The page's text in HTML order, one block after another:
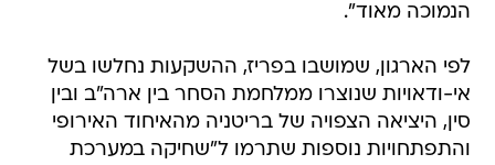
הנמוכה מאוד".
לפי הארגון, שמושבו בפריז, ההשקעות נחלשו בשל
אי-ודאויות שנוצרו ממלחמת הסחר בין ארה"ב ובין
סין, היציאה הצפויה של בריטניה מהאיחוד האירופי
והתפתחויות נוספות שתרמו ל"שחיקה במערכת